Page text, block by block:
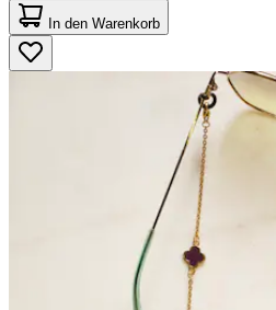
von
5
Sternen.
2
In den Warenkorb